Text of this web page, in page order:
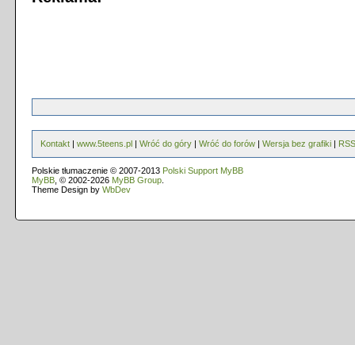
Kontakt | www.5teens.pl | Wróć do góry | Wróć do forów | Wersja bez grafiki | RSS
Polskie tłumaczenie © 2007-2013 Polski Support MyBB
MyBB , © 2002-2026 MyBB Group
Theme Design by WbDev